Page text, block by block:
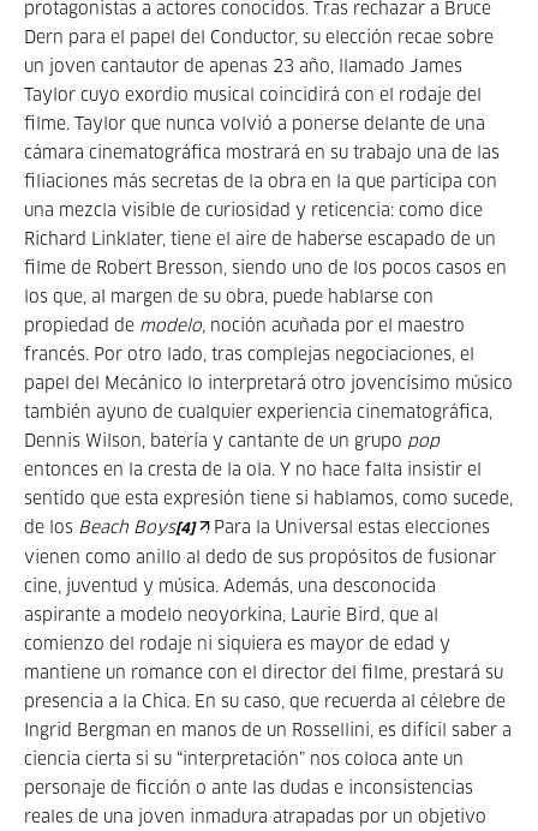
protagonistas a actores conocidos. Tras rechazar a Bruce
Dern para el papel del Conductor, su elección recae sobre
un joven cantautor de apenas 23 año, llamado James
Taylor cuyo exordio musical coincidirá con el rodaje del
filme. Taylor que nunca volvió a ponerse delante de una
cámara cinematográfica mostrará en su trabajo una de las
filiaciones más secretas de la obra en la que participa con
una mezcla visible de curiosidad y reticencia: como dice
Richard Linklater, tiene el aire de haberse escapado de un
filme de Robert Bresson, siendo uno de los pocos casos en
los que, al margen de su obra, puede hablarse con
propiedad de modelo, noción acuñada por el maestro
francés. Por otro lado, tras complejas negociaciones, el
papel del Mecánico lo interpretará otro jovencísimo músico
también ayuno de cualquier experiencia cinematográfica,
Dennis Wilson, batería y cantante de un grupo pop
entonces en la cresta de la ola. Y no hace falta insistir el
sentido que esta expresión tiene si hablamos, como sucede,
de los Beach Boys[4]
. Para la Universal estas elecciones
vienen como anillo al dedo de sus propósitos de fusionar
cine, juventud y música. Además, una desconocida
aspirante a modelo neoyorkina, Laurie Bird, que al
comienzo del rodaje ni siquiera es mayor de edad y
mantiene un romance con el director del filme, prestará su
presencia a la Chica. En su caso, que recuerda al célebre de
Ingrid Bergman en manos de un Rossellini, es difícil saber a
ciencia cierta si su “interpretación” nos coloca ante un
personaje de ficción o ante las dudas e inconsistencias
reales de una joven inmadura atrapadas por un objetivo